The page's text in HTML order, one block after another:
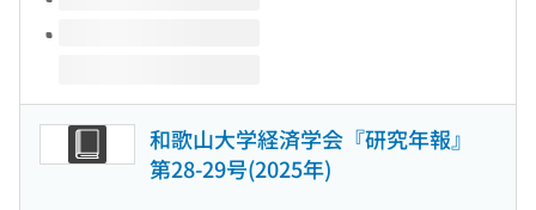
和歌山大学経済学会『研究年報』
第28-29号(2025年)